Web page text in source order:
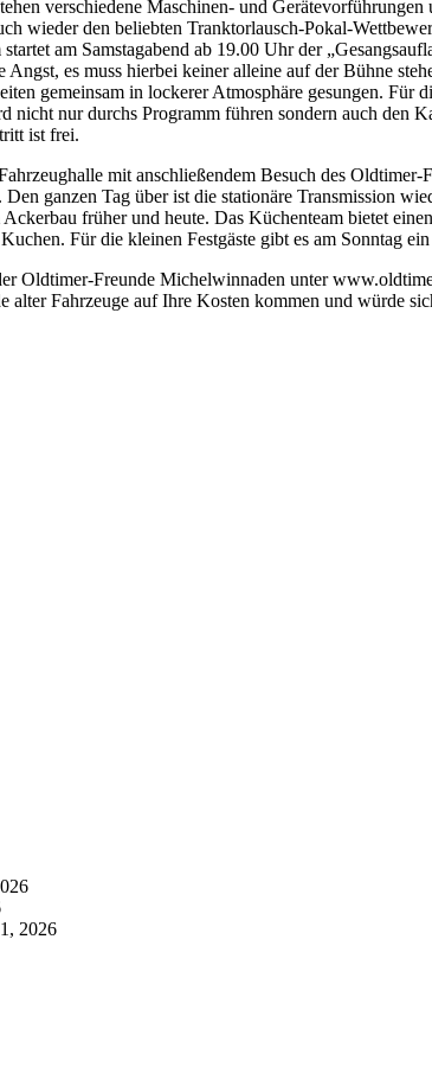
verschiedene Maschinen- und
wieder den beliebten Tranktorlausch-Pokal-
am Samstagabend ab 19.00 Uhr der
es muss hierbei keiner alleine auf der Bühne
gemeinsam in lockerer Atmosphäre gesungen.
nur durchs Programm führen sondern auch den
ist frei.
mit anschließendem Besuch des
ganzen Tag über ist die stationäre Transmission
früher und heute. Das Küchenteam bietet
Für die kleinen Festgäste gibt es am Sonntag
Oldtimer-Freunde Michelwinnaden unter
Fahrzeuge auf Ihre Kosten kommen und würde
2026